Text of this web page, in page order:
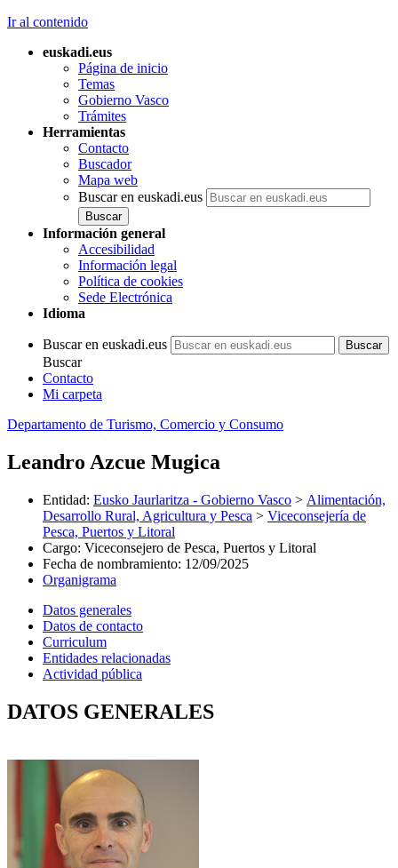
Ir al contenido
euskadi.eus
Página de inicio
Temas
Gobierno Vasco
Trámites
Herramientas
Contacto
Buscador
Mapa web
Buscar en euskadi.eus
Información general
Accesibilidad
Información legal
Política de cookies
Sede Electrónica
Idioma
Buscar en euskadi.eus
Buscar
Contacto
Mi carpeta
Departamento de Turismo, Comercio y Consumo
Leandro Azcue Mugica
Entidad: Eusko Jaurlaritza - Gobierno Vasco > Alimentación,
Desarrollo Rural, Agricultura y Pesca > Viceconsejería de
Pesca, Puertos y Litoral
Cargo: Viceconsejero de Pesca, Puertos y Litoral
Fecha de nombramiento: 12/09/2025
Organigrama
Datos generales
Datos de contacto
Curriculum
Entidades relacionadas
Actividad pública
DATOS GENERALES